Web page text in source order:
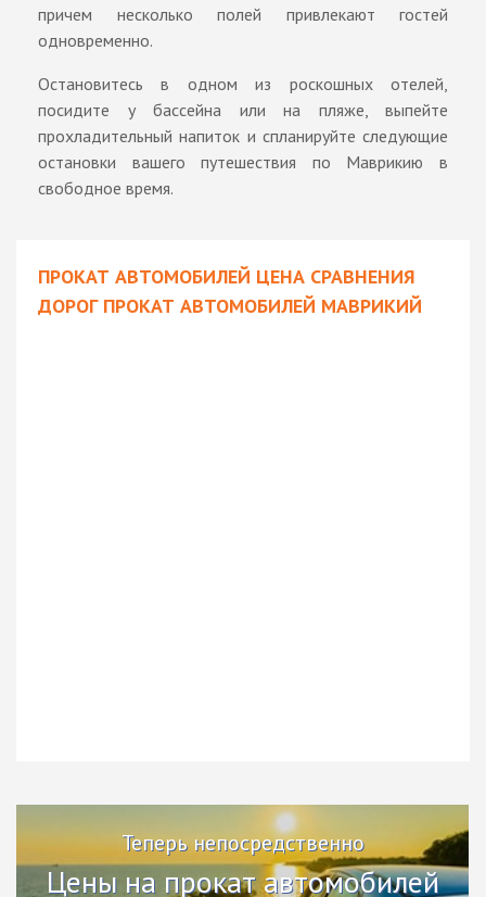
причем несколько полей привлекают гостей
одновременно.
Остановитесь в одном из роскошных отелей,
посидите у бассейна или на пляже, выпейте
прохладительный напиток и спланируйте следующие
остановки вашего путешествия по Маврикию в
свободное время.
ПРОКАТ АВТОМОБИЛЕЙ ЦЕНА СРАВНЕНИЯ
ДОРОГ ПРОКАТ АВТОМОБИЛЕЙ МАВРИКИЙ
Теперь непосредственно
Цены на прокат автомобилей